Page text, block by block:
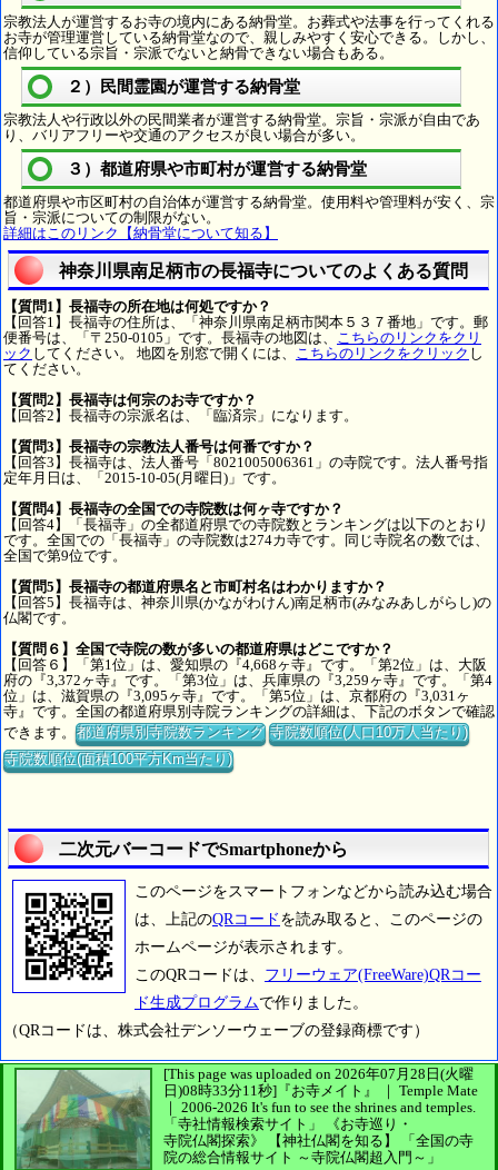
宗教法人が運営するお寺の境内にある納骨堂。お葬式や法事を行ってくれる
お寺が管理運営している納骨堂なので、親しみやすく安心できる。しかし、
信仰している宗旨・宗派でないと納骨できない場合もある。
２）民間霊園が運営する納骨堂
宗教法人や行政以外の民間業者が運営する納骨堂。宗旨・宗派が自由であ
り、バリアフリーや交通のアクセスが良い場合が多い。
３）都道府県や市町村が運営する納骨堂
都道府県や市区町村の自治体が運営する納骨堂。使用料や管理料が安く、宗
旨・宗派についての制限がない。
詳細はこのリンク【納骨堂について知る】
神奈川県南足柄市の長福寺についてのよくある質問
【質問1】長福寺の所在地は何処ですか？
【回答1】長福寺の住所は、「神奈川県南足柄市関本５３７番地」です。郵
便番号は、「〒250-0105」です。長福寺の地図は、 こちらのリンクをクリ
ック してください。 地図を別窓で開くには、 こちらのリンクをクリック し
てください。
【質問2】長福寺は何宗のお寺ですか？
【回答2】長福寺の宗派名は、「臨済宗」になります。
【質問3】長福寺の宗教法人番号は何番ですか？
【回答3】長福寺は、法人番号「8021005006361」の寺院です。法人番号指
定年月日は、「2015-10-05(月曜日)」です。
【質問4】長福寺の全国での寺院数は何ヶ寺ですか？
【回答4】「長福寺」の全都道府県での寺院数とランキングは以下のとおり
です。全国での「長福寺」の寺院数は274カ寺です。同じ寺院名の数では、
全国で第9位です。
【質問5】長福寺の都道府県名と市町村名はわかりますか？
【回答5】長福寺は、神奈川県(かながわけん)南足柄市(みなみあしがらし)の
仏閣です。
【質問６】全国で寺院の数が多いの都道府県はどこですか？
【回答６】「第1位」は、愛知県の『4,668ヶ寺』です。「第2位」は、大阪
府の『3,372ヶ寺』です。「第3位」は、兵庫県の『3,259ヶ寺』です。「第4
位」は、滋賀県の『3,095ヶ寺』です。「第5位」は、京都府の『3,031ヶ
寺』です。全国の都道府県別寺院ランキングの詳細は、下記のボタンで確認
できます。都道府県別寺院数ランキング 寺院数順位(人口10万人当たり)
寺院数順位(面積100平方Km当たり)
二次元バーコードでSmartphoneから
このページをスマートフォンなどから読み込む場合
は、上記のQRコード を読み取ると、このページの
ホームページが表示されます。
このQRコードは、 フリーウェア(FreeWare)QRコー
ド生成プログラムで作りました。
（QRコードは、株式会社デンソーウェーブの登録商標です）
[This page was uploaded on 2026年07月28日(火曜
日)08時33分11秒] 『お寺メイト』 ｜ Temple Mate
｜ 2006-2026 It's fun to see the shrines and temples.
「寺社情報検索サイト」
《お寺巡り・
寺院仏閣探索》
【神社仏閣を知る】
「全国の寺
院の総合情報サイト ～寺院仏閣超入門～」